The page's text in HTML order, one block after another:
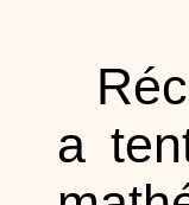
a